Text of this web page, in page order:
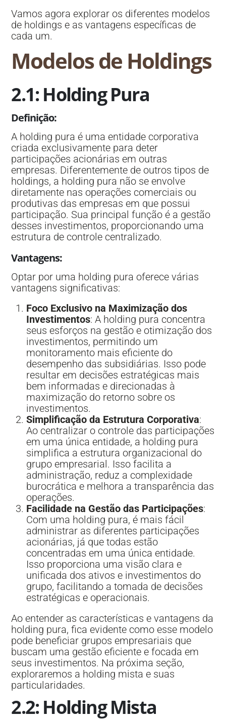
Vamos agora explorar os diferentes modelos
de holdings e as vantagens específicas de
cada um.
Modelos de Holdings
2.1: Holding Pura
Definição:
A holding pura é uma entidade corporativa
criada exclusivamente para deter
participações acionárias em outras
empresas. Diferentemente de outros tipos de
holdings, a holding pura não se envolve
diretamente nas operações comerciais ou
produtivas das empresas em que possui
participação. Sua principal função é a gestão
desses investimentos, proporcionando uma
estrutura de controle centralizado.
Vantagens:
Optar por uma holding pura oferece várias
vantagens significativas:
Foco Exclusivo na Maximização dos
Investimentos: A holding pura concentra
seus esforços na gestão e otimização dos
investimentos, permitindo um
monitoramento mais eficiente do
desempenho das subsidiárias. Isso pode
resultar em decisões estratégicas mais
bem informadas e direcionadas à
maximização do retorno sobre os
investimentos.
Simplificação da Estrutura Corporativa:
Ao centralizar o controle das participações
em uma única entidade, a holding pura
simplifica a estrutura organizacional do
grupo empresarial. Isso facilita a
administração, reduz a complexidade
burocrática e melhora a transparência das
operações.
Facilidade na Gestão das Participações:
Com uma holding pura, é mais fácil
administrar as diferentes participações
acionárias, já que todas estão
concentradas em uma única entidade.
Isso proporciona uma visão clara e
unificada dos ativos e investimentos do
grupo, facilitando a tomada de decisões
estratégicas e operacionais.
Ao entender as características e vantagens da
holding pura, fica evidente como esse modelo
pode beneficiar grupos empresariais que
buscam uma gestão eficiente e focada em
seus investimentos. Na próxima seção,
exploraremos a holding mista e suas
particularidades.
2.2: Holding Mista